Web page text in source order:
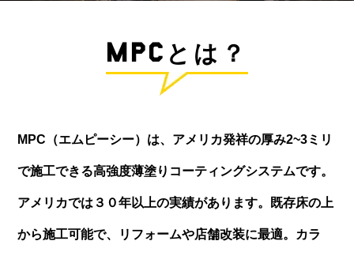
MPC とは？
MPC（エムピーシー）は、アメリカ発祥の厚み2~3ミリ
で施工できる高強度薄塗りコーティングシステムです。
アメリカでは３０年以上の実績があります。 既存床の上
から施工可能で、リフォームや店舗改装に最適。 カラ